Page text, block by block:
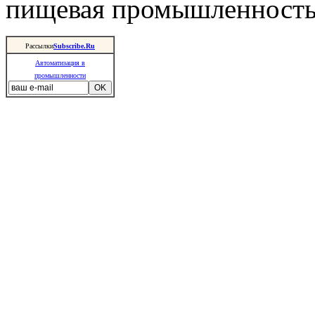
пищевая
РассылкиSubscribe.Ru
Автоматизация в
промышленности